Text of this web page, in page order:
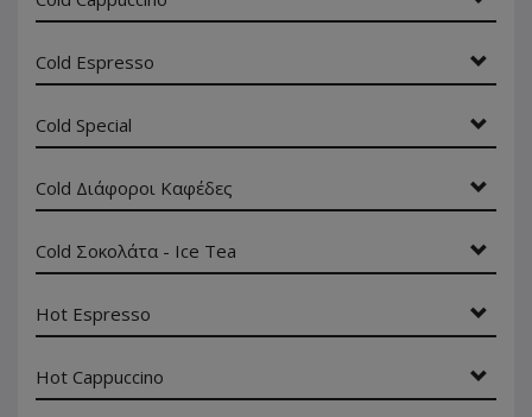
Cold Espresso
Cold Special
Cold Διάφοροι Καφέδες
Cold Σοκολάτα - Ice Tea
Hot Espresso
Hot Cappuccino